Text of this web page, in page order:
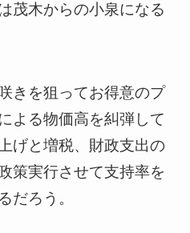
茂木からの小泉になる
きを狙ってお得意のプ
よる物価高を糾弾して
げと増税、財政支出の
策実行させて支持率を
だろう。